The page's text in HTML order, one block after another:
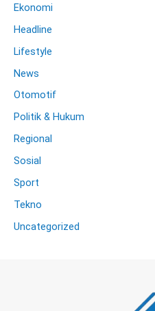
Ekonomi
Headline
Lifestyle
News
Otomotif
Politik & Hukum
Regional
Sosial
Sport
Tekno
Uncategorized